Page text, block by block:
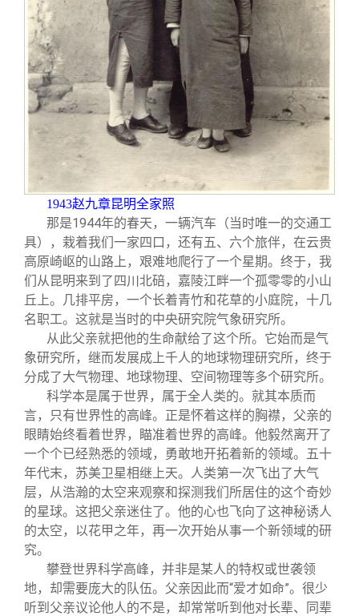
1943赵九章昆明全家照
那是1944年的春天，一辆汽车（当时唯一的交通工
具），栽着我们一家四口，还有五、六个旅伴，在云贵
高原崎岖的山路上，艰难地爬行了一个星期。终于，我
们从昆明来到了四川北碚，嘉陵江畔一个孤零零的小山
丘上。几排平房，一个长着青竹和花草的小庭院，十几
名职工。这就是当时的中央研究院气象研究所。
从此父亲就把他的生命献给了这个所。它始而是气
象研究所，继而发展成上千人的地球物理研究所，终于
分成了大气物理、地球物理、空间物理等多个研究所。
科学本是属于世界，属于全人类的。就其本质而
言，只有世界性的高峰。正是怀着这样的胸襟，父亲的
眼睛始终看着世界，瞄准着世界的高峰。他毅然离开了
一个个已经熟悉的领域，勇敢地开拓着新的领域。五十
年代末，苏美卫星相继上天。人类第一次飞出了大气
层，从浩瀚的太空来观察和探测我们所居住的这个奇妙
的星球。这把父亲迷住了。他的心也飞向了这神秘诱人
的太空，以花甲之年，再一次开始从事一个新领域的研
究。
攀登世界科学高峰，并非是某人的特权或世袭领
地，却需要庞大的队伍。父亲因此而“爱才如命”。很少
听到父亲议论他人的不是，却常常听到他对长辈、同辈